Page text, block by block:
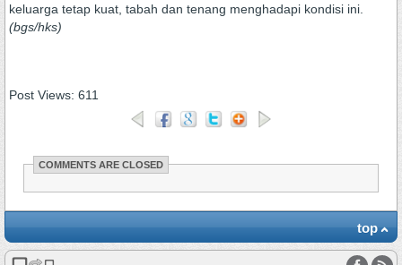
keluarga tetap kuat, tabah dan tenang menghadapi kondisi ini.
(bgs/hks)
Post Views: 611
COMMENTS ARE CLOSED
top